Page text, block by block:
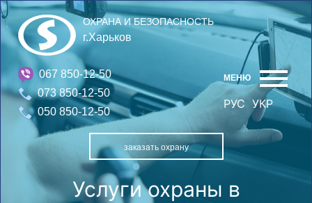
ОХРАНА И БЕЗОПАСНОСТЬ
г.Харьков
067 850-12-50
073 850-12-50
050 850-12-50
МЕНЮ
РУС УКР
заказать охрану
Услуги охраны в